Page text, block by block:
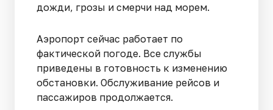
дожди, грозы и смерчи над морем.
Аэропорт сейчас работает по
фактической погоде. Все службы
приведены в готовность к изменению
обстановки. Обслуживание рейсов и
пассажиров продолжается.